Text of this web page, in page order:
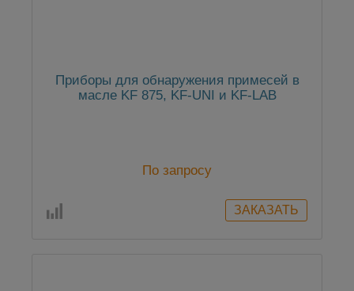
Приборы для обнаружения примесей в
масле KF 875, KF-UNI и KF-LAB
По запросу